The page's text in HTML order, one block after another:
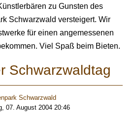
zu Gunsten des
Schwarzwald versteigert. Wir
für einen angemessenen
Viel Spaß beim Bieten.
Schwarzwaldtag
Schwarzwald
07. August 2004 20:46